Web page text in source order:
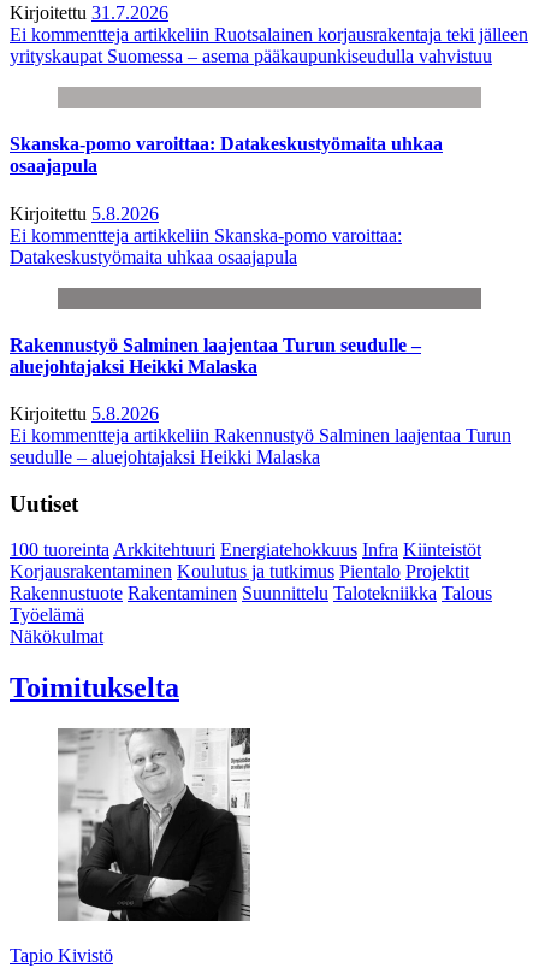
Kirjoitettu 31.7.2026
Ei kommentteja artikkeliin Ruotsalainen korjausrakentaja teki jälleen
yrityskaupat Suomessa – asema pääkaupunkiseudulla vahvistuu
Skanska-pomo varoittaa: Datakeskustyömaita uhkaa
osaajapula
Kirjoitettu 5.8.2026
Ei kommentteja artikkeliin Skanska-pomo varoittaa:
Datakeskustyömaita uhkaa osaajapula
Rakennustyö Salminen laajentaa Turun seudulle –
aluejohtajaksi Heikki Malaska
Kirjoitettu 5.8.2026
Ei kommentteja artikkeliin Rakennustyö Salminen laajentaa Turun
seudulle – aluejohtajaksi Heikki Malaska
Uutiset
100 tuoreintaArkkitehtuuri Energiatehokkuus Infra Kiinteistöt
Korjausrakentaminen Koulutus ja tutkimus Pientalo Projektit
Rakennustuote Rakentaminen Suunnittelu Talotekniikka Talous
Työelämä
Näkökulmat
Toimitukselta
Tapio Kivistö